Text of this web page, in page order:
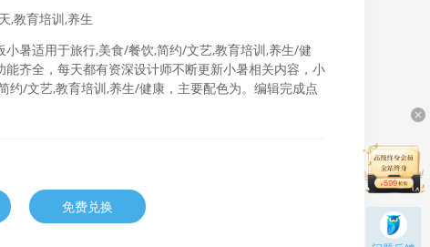
,教育培训,养生
暑适用于旅行,美食/餐饮,简约/文艺,教育培训,养生/健
齐全，每天都有资深设计师不断更新小暑相关内容，小
约/文艺,教育培训,养生/健康，主要配色为。编辑完成点
免费兑换